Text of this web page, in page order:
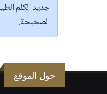
جديد الكلم
الصحيحة.
حول الموقع